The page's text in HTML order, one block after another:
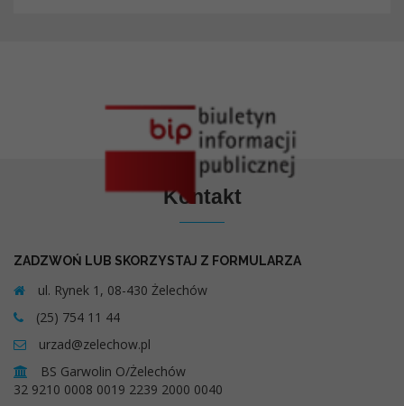
Kontakt
ZADZWOŃ LUB SKORZYSTAJ Z FORMULARZA
ul. Rynek 1, 08-430 Żelechów
(25) 754 11 44
urzad@zelechow.pl
BS Garwolin O/Żelechów
32 9210 0008 0019 2239 2000 0040